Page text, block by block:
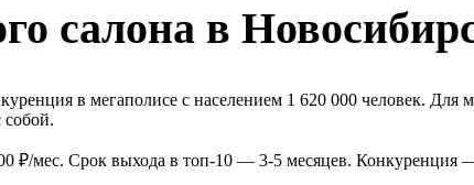
салона в
в мегаполисе с населением 1 620 000 человек. Для
₽/мес. Срок выхода в топ-10 — 3-5 месяцев. Конкуренция